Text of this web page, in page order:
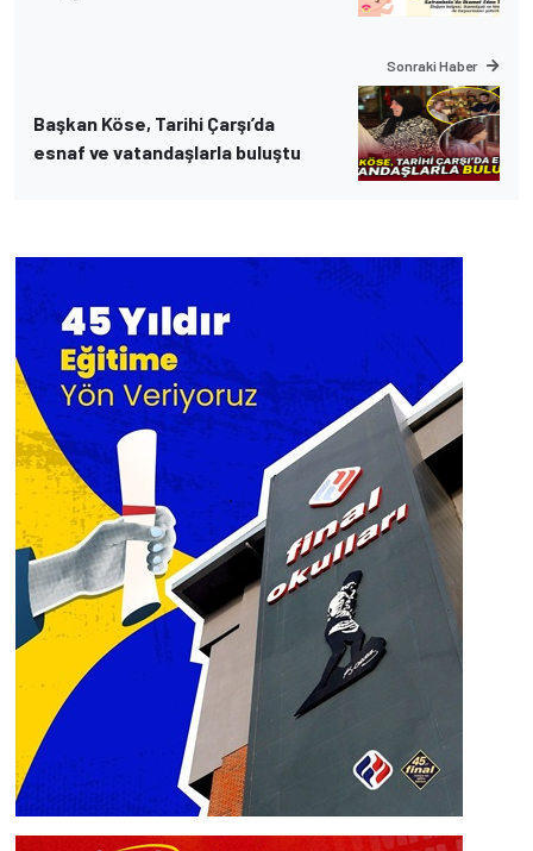
Sonraki Haber
Başkan Köse, Tarihi Çarşı’da
esnaf ve vatandaşlarla buluştu